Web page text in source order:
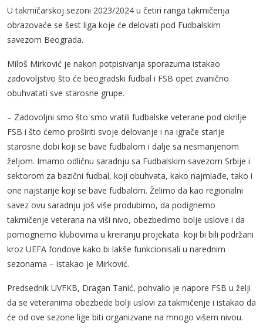
U takmičarskoj sezoni 2023/2024 u četiri ranga takmičenja
obrazovaće se šest liga koje će delovati pod Fudbalskim
savezom Beograda.
Miloš Mirković je nakon potpisivanja sporazuma istakao
zadovoljstvo što će beogradski fudbal i FSB opet zvanično
obuhvatati sve starosne grupe.
– Zadovoljni smo što smo vratili fudbalske veterane pod okrilje
FSB i što ćemo proširiti svoje delovanje i na igrače starije
starosne dobi koji se bave fudbalom i dalje sa nesmanjenom
željom. Imamo odličnu saradnju sa Fudbalskim savezom Srbije i
sektorom za bazični fudbal, koji obuhvata, kako najmlađe, tako i
one najstarije koji se bave fudbalom. Želimo da kao regionalni
savez ovu saradnju još više produbimo, da podignemo
takmičenje veterana na viši nivo, obezbedimo bolje uslove i da
pomognemo klubovima u kreiranju projekata koji bi bili podržani
kroz UEFA fondove kako bi lakše funkcionisali u narednim
sezonama – istakao je Mirković.
Predsednik UVFKB, Dragan Tanić, pohvalio je napore FSB u želji
da se veteranima obezbede bolji uslovi za takmičenje i istakao da
će od ove sezone lige biti organizvane na mnogo višem nivou.